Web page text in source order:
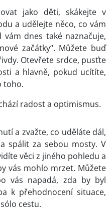
jako děti, skákejte v
a udělejte něco, co vám
dnes také naznačuje,
začátky“. Můžete buď
Otevřete srdce, pusťte
a hlavně, pokud ucítíte,
toho.
radost a optimismus.
a zvažte, co uděláte dál,
spálit za sebou mosty. V
věci z jiného pohledu a
vás mohlo mrzet. Můžete
vás napadá, zda by byl
k přehodnocení situace,
cestu.